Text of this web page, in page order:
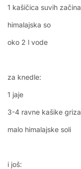
1 kašičica suvih začina
himalajska so
oko 2 l vode
za knedle:
1 jaje
3-4 ravne kašike griza
malo himalajske soli
i još: